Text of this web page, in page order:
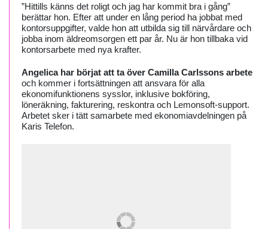
”Hittills känns det roligt och jag har kommit bra i gång”
berättar hon. Efter att under en lång period ha jobbat med
kontorsuppgifter, valde hon att utbilda sig till närvårdare och
jobba inom äldreomsorgen ett par år. Nu är hon tillbaka vid
kontorsarbete med nya krafter.
Angelica har börjat att ta över Camilla Carlssons arbete
och kommer i fortsättningen att ansvara för alla
ekonomifunktionens sysslor, inklusive bokföring,
löneräkning, fakturering, reskontra och Lemonsoft-support.
Arbetet sker i tätt samarbete med ekonomiavdelningen på
Karis Telefon.